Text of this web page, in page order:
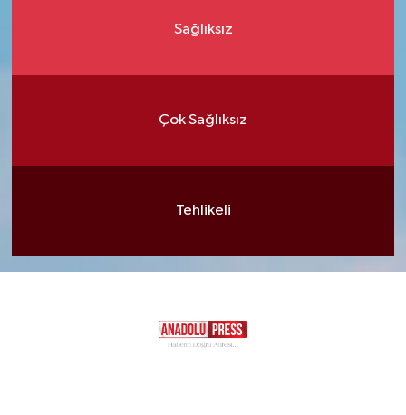
Sağlıksız
Çok Sağlıksız
Tehlikeli